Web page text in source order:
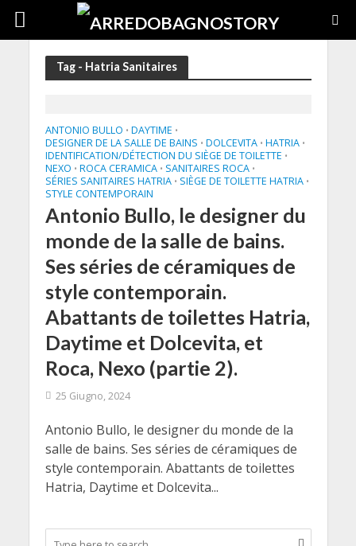
Tag - Hatria Sanitaires
ANTONIO BULLO • DAYTIME •
DESIGNER DE LA SALLE DE BAINS • DOLCEVITA • HATRIA •
IDENTIFICATION/DÉTECTION DU SIÈGE DE TOILETTE •
NEXO • ROCA CERAMICA • SANITAIRES ROCA •
SÉRIES SANITAIRES HATRIA • SIÈGE DE TOILETTE HATRIA •
STYLE CONTEMPORAIN
Antonio Bullo, le designer du
monde de la salle de bains.
Ses séries de céramiques de
style contemporain.
Abattants de toilettes Hatria,
Daytime et Dolcevita, et
Roca, Nexo (partie 2).
25 Giugno, 2024
Antonio Bullo, le designer du monde de la
salle de bains. Ses séries de céramiques de
style contemporain. Abattants de toilettes
Hatria, Daytime et Dolcevita...